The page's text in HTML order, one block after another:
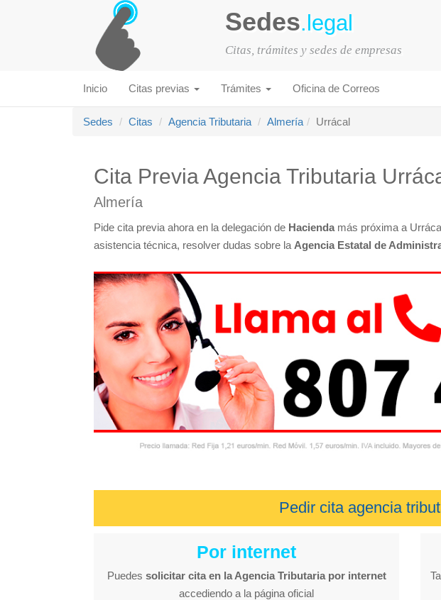
Sedes.legal
Citas, trámites y sedes de empresas
Inicio Citas previas Trámites Oficina de Correos
Sedes Citas Agencia Tributaria Almería Urrácal
Cita Previa Agencia Tributaria
Almería
Pide cita previa ahora en la delegación de Hacienda más próxima a
asistencia técnica, resolver dudas sobre la Agencia Estatal de
Pedir cita agencia
Por internet
Puedes solicitar cita en la Agencia Tributaria por internet
accediendo a la página oficial